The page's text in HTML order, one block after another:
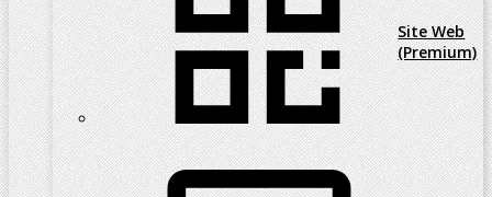
Site Web
(Premium)